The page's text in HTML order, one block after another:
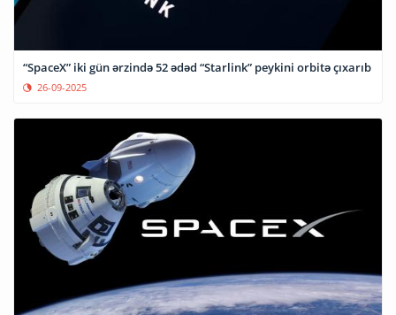
“SpaceX” iki gün ərzində 52 ədəd “Starlink” peykini orbitə çıxarıb
26-09-2025